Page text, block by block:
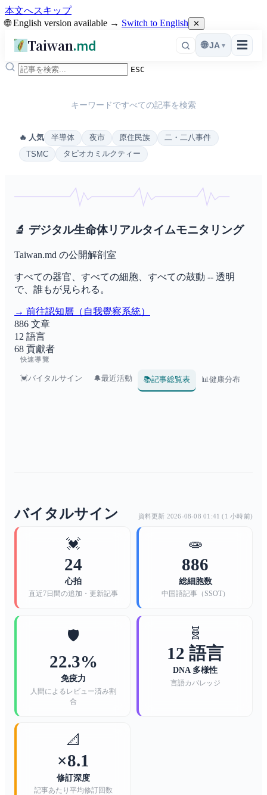
本文へスキップ
🌐 English version available → Switch to English ✕
Taiwan.md ☰
🌐 JA ▾
ESC
キーワードですべての記事を検索
🔥 人気 半導体 夜市 原住民族
二・二八事件
TSMC
タピオカミルクティー
🔬 デジタル生命体リアルタイムモニタリング
Taiwan.md の公開解剖室
すべての器官、すべての細胞、すべての鼓動 -- 透明
で、誰もが見られる。
→ 前往認知層（自我覺察系統）
886 文章
12 語言
68 貢獻者
快速導覽
💓バイタルサイン 🔔最近活動 📚記事総覧表 📊健康分布
バイタルサイン 資料更新 2026-08-08 01:41 (1 小時前)
💓
24
心拍
直近7日間の追加・更新記事
🧫
886
総細胞数
中国語記事（SSOT）
🛡️
22.3%
免疫力
人間によるレビュー済み割
合
🧬
12 語言
DNA 多様性
言語カバレッジ
📐
×8.1
修訂深度
記事あたり平均修訂回数